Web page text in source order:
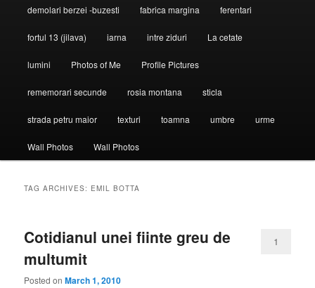
demolari berzei -buzesti fabrica margina ferentari
fortul 13 (jilava) iarna intre ziduri La cetate
lumini Photos of Me Profile Pictures
rememorari secunde rosia montana sticla
strada petru maior texturi toamna umbre urme
Wall Photos Wall Photos
TAG ARCHIVES: EMIL BOTTA
Cotidianul unei fiinte greu de
multumit
Posted onMarch 1, 2010
1